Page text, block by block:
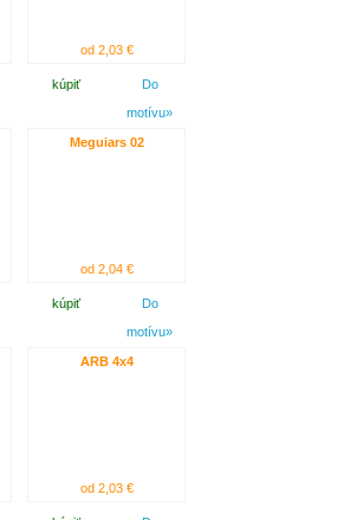
od 2,03 €
kúpiť
Do
motívu»
Meguiars 02
od 2,04 €
kúpiť
Do
motívu»
ARB 4x4
od 2,03 €